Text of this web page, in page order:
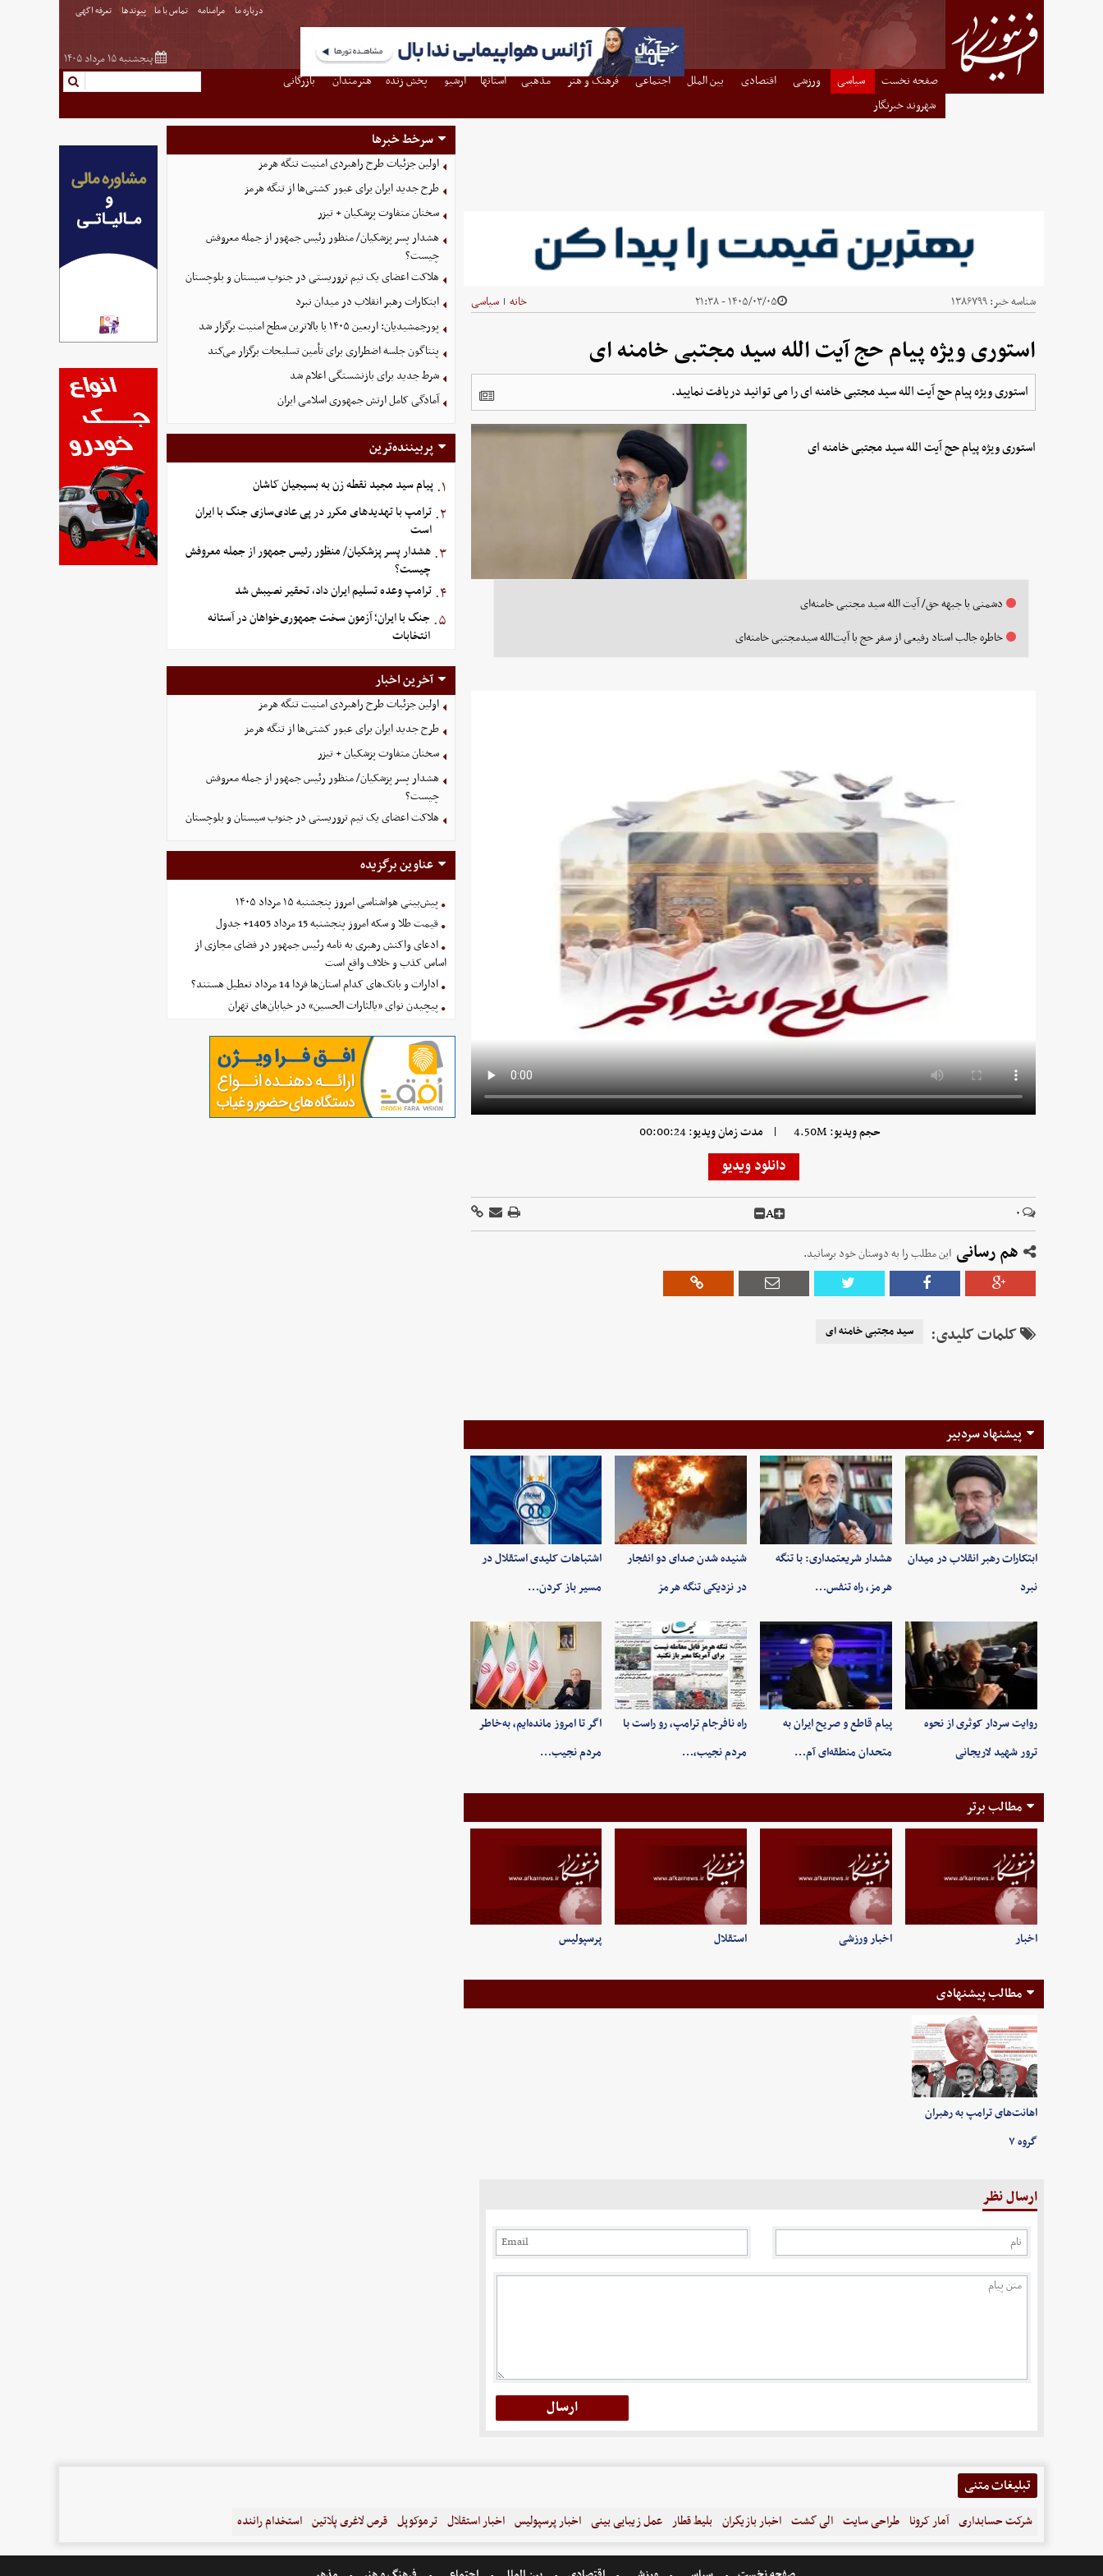
درباره ما مرامنامه تماس با ما پیوندها تعرفه اگهی
پنجشنبه ۱۵ مرداد ۱۴۰۵
صفحه نخست سیاسی ورزشی اقتصادی بین الملل اجتماعی فرهنگ و هنر مذهبی استانها آرشیو پخش زنده هنرمندان
بازرگانی
شهروند خبرنگار
شناسه خبر:۱۳۸۶۷۹۹ ۱۴۰۵/۰۳/۰۵ - ۲۱:۳۸ خانه | سیاسی
استوری ویژه پیام حج آیت الله سید مجتبی خامنه ای
استوری ویژه پیام حج آیت الله سید مجتبی خامنه ای را می توانید دریافت نمایید.
استوری ویژه پیام حج آیت الله سید مجتبی خامنه ای
دشمنی با جبهه حق/ آیت الله سید مجتبی خامنه‌ای
خاطره جالب استاد رفیعی از سفر حج با آیت‌الله سیدمجتبی خامنه‌ای
حجم ویدیو: 4.50M | مدت زمان ویدیو: 00:00:24
دانلود ویدیو
۰ A
هم رسانی این مطلب را به دوستان خود برسانید.
کلمات کلیدی: سید مجتبی خامنه ای
پیشنهاد سردبیر
ابتکارات رهبر انقلاب در میدان
نبرد
هشدار شریعتمداری: با تنگه
هرمز، راه تنفس…
شنیده شدن صدای دو انفجار
در نزدیکی تنگه هرمز
اشتباهات کلیدی استقلال در
مسیر باز کردن…
روایت سردار کوثری از نحوه
ترور شهید لاریجانی
پیام قاطع و صریح ایران به
متحدان منطقه‌ای آم…
راه نافرجام ترامپ، رو راست با
مردم نجیب،…
اگر تا امروز مانده‌ایم، به‌خاطر
مردم نجیب…
مطالب برتر
اخبار اخبار ورزشی استقلال پرسپولیس
مطالب پیشنهادی
اهانت‌های ترامپ به رهبران
گروه ۷
ارسال نظر
سرخط خبرها
اولین جزئیات طرح راهبردی امنیت تنگه هرمز
طرح جدید ایران برای عبور کشتی‌ها از تنگه هرمز
سخنان متفاوت پزشکیان + تیزر
هشدار پسر پزشکیان/ منظور رئیس جمهور از جمله معروفش
چیست؟
هلاکت اعضای یک تیم تروریستی در جنوب سیستان و بلوچستان
ابتکارات رهبر انقلاب در میدان نبرد
پورجمشیدیان: اربعین ۱۴۰۵ با بالاترین سطح امنیت برگزار شد
پنتاگون جلسه اضطراری برای تأمین تسلیحات برگزار می‌کند
شرط جدید برای بازنشستگی اعلام شد
آمادگی کامل ارتش جمهوری اسلامی ایران
پربیننده‌ترین
۱. پیام سید مجید نقطه زن به بسیجیان کاشان
۲. ترامپ با تهدیدهای مکرر در پی عادی‌سازی جنگ با ایران
است
۳. هشدار پسر پزشکیان/ منظور رئیس جمهور از جمله معروفش
چیست؟
۴. ترامپ وعده تسلیم ایران داد، تحقیر نصیبش شد
۵. جنگ با ایران؛ آزمون سخت جمهوری‌خواهان در آستانه
انتخابات
آخرین اخبار
اولین جزئیات طرح راهبردی امنیت تنگه هرمز
طرح جدید ایران برای عبور کشتی‌ها از تنگه هرمز
سخنان متفاوت پزشکیان + تیزر
هشدار پسر پزشکیان/ منظور رئیس جمهور از جمله معروفش
چیست؟
هلاکت اعضای یک تیم تروریستی در جنوب سیستان و بلوچستان
عناوین برگزیده
پیش‌بینی هواشناسی امروز پنجشنبه ۱۵ مرداد ۱۴۰۵
قیمت طلا و سکه امروز پنجشنبه 15 مرداد 1405+ جدول
ادعای واکنش رهبری به نامه رئیس جمهور در فضای مجازی از
اساس کذب و خلاف واقع است
ادارات و بانک‌های کدام استان‌ها فردا 14 مرداد تعطیل هستند؟
پیچیدن نوای «یالثارات الحسین» در خیابان‌های تهران
تبلیغات متنی
شرکت حسابداری آمار کرونا طراحی سایت الی گشت اخبار بازیگران بلیط قطار عمل زیبایی بینی اخبار پرسپولیس اخبار استقلال ترموکوپل قرص لاغری پلاتین استخدام راننده